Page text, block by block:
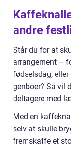
andre
Står du for at
arrangement –
fødselsdag,
genboer? Så vil
deltagere med
Med en
selv at skulle
fremskaffe et